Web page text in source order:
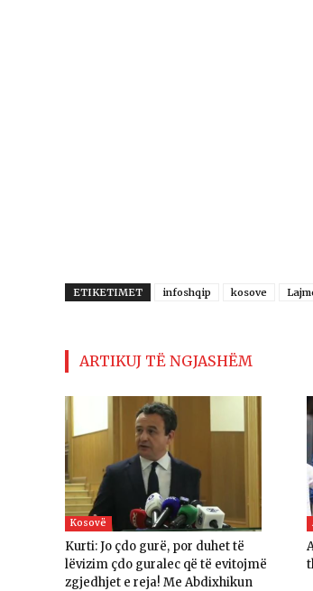
ETIKETIMET infoshqip kosove
ARTIKUJ TË NGJASHËM
Kosovë
Kurti: Jo çdo gurë, por duhet të
lëvizim çdo guralec që të evitojmë
zgjedhjet e reja! Me Abdixhikun